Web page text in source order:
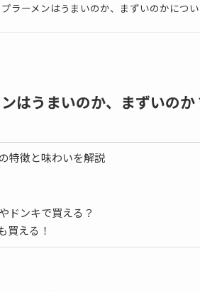
ラーメンはうまいのか、まずいのかにつ
はうまいのか、まずいのか
特徴と味わいを解説
ドンキで買える？
買える！